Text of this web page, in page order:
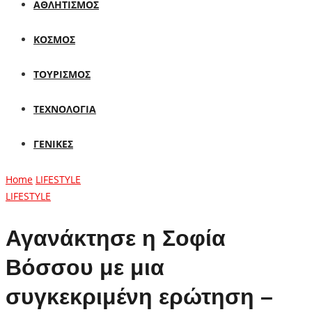
ΑΘΛΗΤΙΣΜΟΣ
ΚΟΣΜΟΣ
ΤΟΥΡΙΣΜΟΣ
ΤΕΧΝΟΛΟΓΙΑ
ΓΕΝΙΚΕΣ
Home LIFESTYLE
LIFESTYLE
Αγανάκτησε η Σοφία
Βόσσου με μια
συγκεκριμένη ερώτηση –